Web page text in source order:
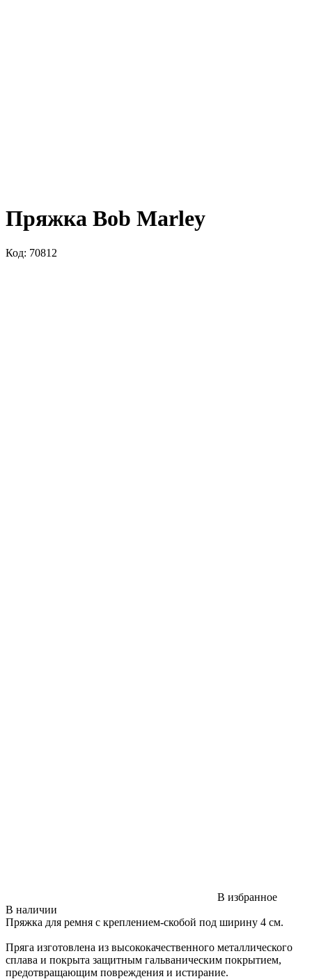
Пряжка Bob Marley
Код: 70812
В избранное
В наличии
Пряжка для ремня с креплением-скобой под ширину 4 см.
Пряга изготовлена из высококачественного металлического
сплава и покрыта защитным гальваническим покрытием,
предотвращающим повреждения и истирание.